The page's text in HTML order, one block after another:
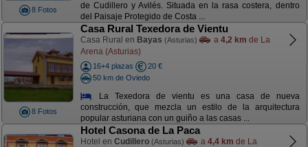
8 Fotos
de Cudillero y Avilés. Situada en la rasa costera, dentro
del Paisaje Protegido de Costa ...
8 Fotos
Casa Rural Texedora de Vientu
Casa Rural en Bayas (Asturias) a 4,2 km de La
Arena (Asturias)
16+4 plazas
20 €
50 km de Oviedo
La Texedora de vientu es una casa de nueva
construcción, que mezcla un estilo de la arquitectura
popular asturiana con un guiño a las casas ...
Hotel Casona de La Paca
Hotel en Cudillero (Asturias) a 4,4 km de La